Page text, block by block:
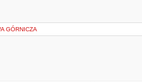
GÓRNICZA